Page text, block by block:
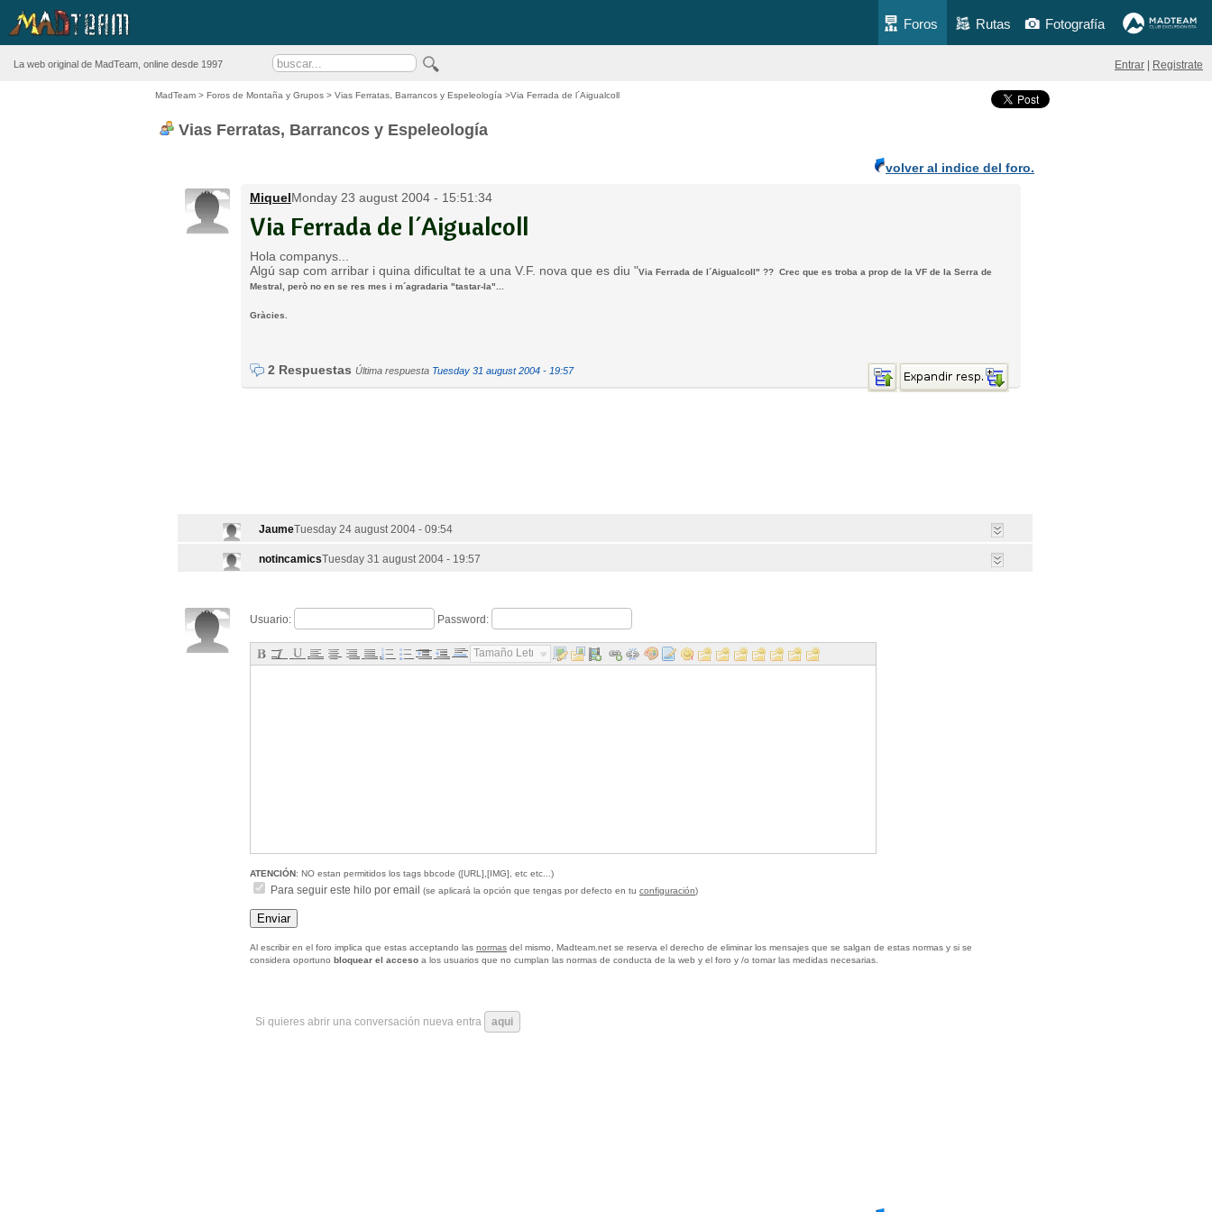
Foros Rutas Fotografía
La web original de MadTeam, online desde 1997 Entrar Registrate
MadTeam > Foros de Montaña y Grupos > Vias Ferratas, Barrancos y Espeleología >Via Ferrada de l´Aigualcoll
Vias Ferratas, Barrancos y Espeleología
volver al indice del foro.
MiquelMonday 23 august 2004 - 15:51:34
Via Ferrada de l´Aigualcoll
Hola companys...
Algú sap com arribar i quina dificultat te a una V.F. nova que es diu "Via Ferrada de l´Aigualcoll" ?? Crec que es troba a prop de la VF de la Serra de
Mestral, però no en se res mes i m´agradaria "tastar-la"...
Gràcies.
2 Respuestas Última respuesta Tuesday 31 august 2004 - 19:57
JaumeTuesday 24 august 2004 - 09:54
notincamicsTuesday 31 august 2004 - 19:57
Usuario: Password:
Tamaño Letra...
ATENCIÓN: NO estan permitidos los tags bbcode ([URL],[IMG], etc etc...)
Para seguir este hilo por email (se aplicará la opción que tengas por defecto en tu configuración)
Al escribir en el foro implica que estas acceptando las normas del mismo, Madteam.net se reserva el derecho de eliminar los mensajes que se salgan de estas normas y si se
considera oportuno bloquear el acceso a los usuarios que no cumplan las normas de conducta de la web y el foro y /o tomar las medidas necesarias.
Si quieres abrir una conversación nueva entra aqui